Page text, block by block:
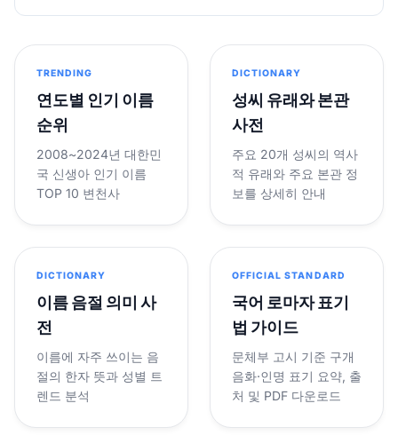
TRENDING
연도별 인기 이름
순위
2008~2024년 대한민
국 신생아 인기 이름
TOP 10 변천사
DICTIONARY
성씨 유래와 본관
사전
주요 20개 성씨의 역사
적 유래와 주요 본관 정
보를 상세히 안내
DICTIONARY
이름 음절 의미 사
전
이름에 자주 쓰이는 음
절의 한자 뜻과 성별 트
렌드 분석
OFFICIAL STANDARD
국어 로마자 표기
법 가이드
문체부 고시 기준 구개
음화·인명 표기 요약, 출
처 및 PDF 다운로드